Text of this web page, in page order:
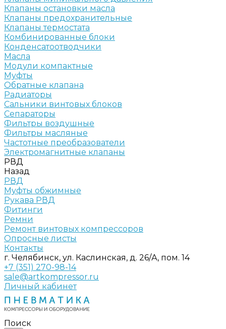
Клапаны остановки масла
Клапаны предохранительные
Клапаны термостата
Комбинированные блоки
Конденсатоотводчики
Масла
Модули компактные
Муфты
Обратные клапана
Радиаторы
Сальники винтовых блоков
Сепараторы
Фильтры воздушные
Фильтры масляные
Частотные преобразователи
Электромагнитные клапаны
РВД
Назад
РВД
Муфты обжимные
Рукава РВД
Фитинги
Ремни
Ремонт винтовых компрессоров
Опросные листы
Контакты
г. Челябинск, ул. Каслинская, д. 26/А, пом. 14
+7 (351) 270-98-14
sale@artkompressor.ru
Личный кабинет
Поиск